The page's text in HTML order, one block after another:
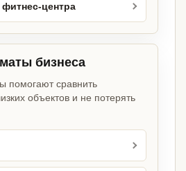
центра
бизнеса
помогают сравнить
объектов и не потерять